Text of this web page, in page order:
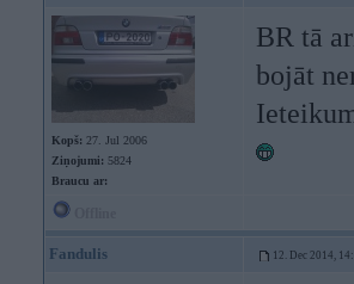
Kopš: 27. Jul 2006
Ziņojumi: 5824
Braucu ar:
BR tā
bojāt
Fandulis 12. Dec 2014,